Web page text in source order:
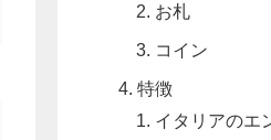
お札
コイン
特徴
イタリアのエ